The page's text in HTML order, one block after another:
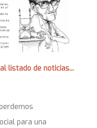
listado de noticias...
para una